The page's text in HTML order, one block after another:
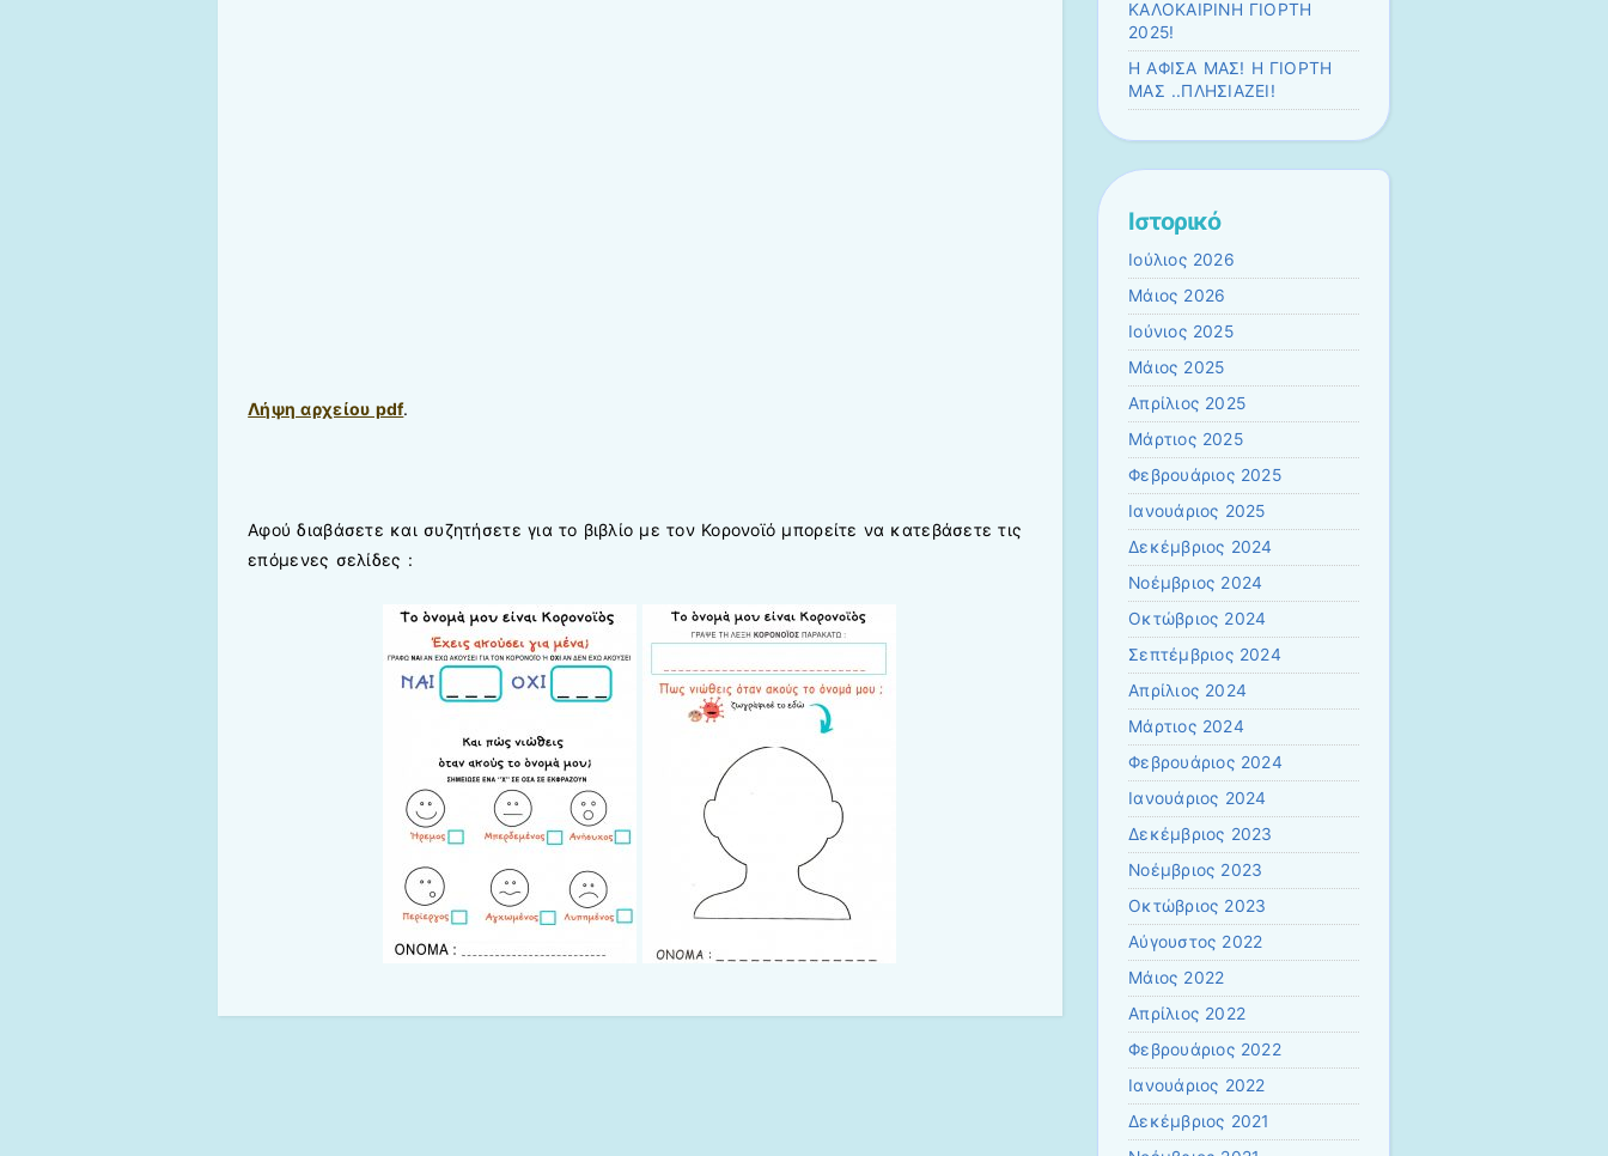
Λήψη αρχείου pdf.
Αφού διαβάσετε και συζητήσετε για το βιβλίο με τον Κορονοϊό μπορείτε να κατεβάσετε τις
επόμενες σελίδες :
ΚΑΛΟΚΑΙΡΙΝΗ ΓΙΟΡΤΗ
2025!
Η ΑΦΙΣΑ ΜΑΣ! Η ΓΙΟΡΤΗ
ΜΑΣ ..ΠΛΗΣΙΑΖΕΙ!
Ιστορικό
Ιούλιος 2026
Μάιος 2026
Ιούνιος 2025
Μάιος 2025
Απρίλιος 2025
Μάρτιος 2025
Φεβρουάριος 2025
Ιανουάριος 2025
Δεκέμβριος 2024
Νοέμβριος 2024
Οκτώβριος 2024
Σεπτέμβριος 2024
Απρίλιος 2024
Μάρτιος 2024
Φεβρουάριος 2024
Ιανουάριος 2024
Δεκέμβριος 2023
Νοέμβριος 2023
Οκτώβριος 2023
Αύγουστος 2022
Μάιος 2022
Απρίλιος 2022
Φεβρουάριος 2022
Ιανουάριος 2022
Δεκέμβριος 2021